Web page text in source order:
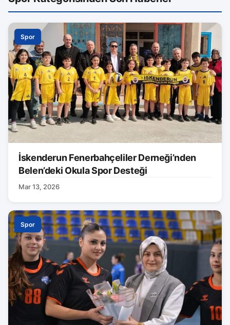
Spor
İskenderun Fenerbahçeliler Derneği’nden
Belen’deki Okula Spor Desteği
Mar 13, 2026
Spor